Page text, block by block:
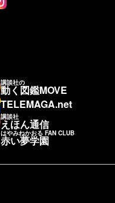
講談社の
動く図鑑MOVE
TELEMAGA.net
講談社
えほん通信
はやみねかおる FAN CLUB
赤い夢学園